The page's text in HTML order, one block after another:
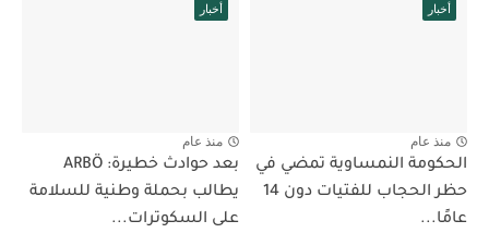
أخبار
منذ عام
الحكومة النمساوية تمضي في
حظر الحجاب للفتيات دون 14
عامًا...
أخبار
منذ عام
بعد حوادث خطيرة: ARBÖ
يطالب بحملة وطنية للسلامة
على السكوترات...